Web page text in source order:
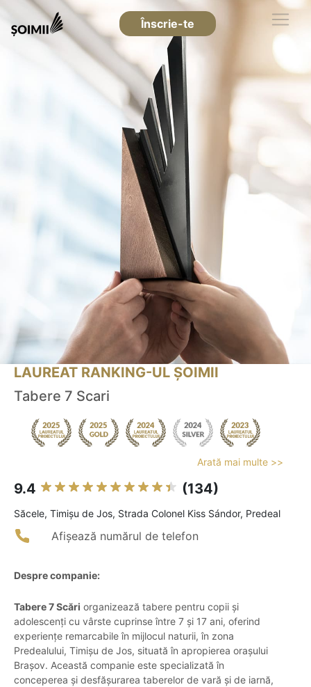
Înscrie-te
LAUREAT RANKING-UL ȘOIMII
Tabere 7 Scari
Arată mai multe >>
9.4 (134)
Săcele, Timișu de Jos, Strada Colonel Kiss Sándor, Predeal
Afișează numărul de telefon
Despre companie:
Tabere 7 Scări organizează tabere pentru copii și
adolescenți cu vârste cuprinse între 7 și 17 ani, oferind
experiențe remarcabile în mijlocul naturii, în zona
Predealului, Timișu de Jos, situată în apropierea orașului
Brașov. Această companie este specializată în
conceperea și desfășurarea taberelor de vară și de iarnă,